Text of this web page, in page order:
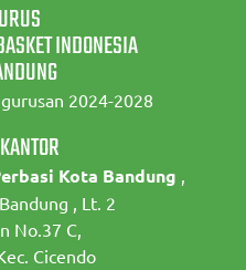
INDONESIA
2024-2028
Kota Bandung ,
, Lt. 2
No.37 C,
Cicendo